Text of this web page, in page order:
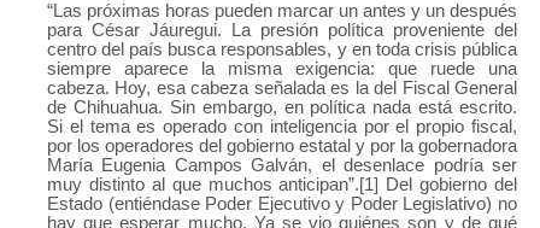
“Las próximas horas pueden marcar un antes y un después
para César Jáuregui. La presión política proveniente del
centro del país busca responsables, y en toda crisis pública
siempre aparece la misma exigencia: que ruede una
cabeza. Hoy, esa cabeza señalada es la del Fiscal General
de Chihuahua. Sin embargo, en política nada está escrito.
Si el tema es operado con inteligencia por el propio fiscal,
por los operadores del gobierno estatal y por la gobernadora
María Eugenia Campos Galván, el desenlace podría ser
muy distinto al que muchos anticipan”.[1] Del gobierno del
Estado (entiéndase Poder Ejecutivo y Poder Legislativo) no
hay que esperar mucho. Ya se vio quiénes son y de qué